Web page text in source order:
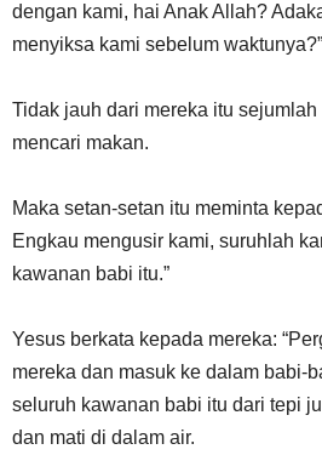
dengan kami, hai Anak Allah?
menyiksa kami sebelum waktunya?”
Tidak jauh dari mereka itu
mencari makan.
Maka setan-setan itu meminta
Engkau mengusir kami, suruhlah
kawanan babi itu.”
Yesus berkata kepada mereka:
mereka dan masuk ke dalam babi-
seluruh kawanan babi itu dari tepi
dan mati di dalam air.